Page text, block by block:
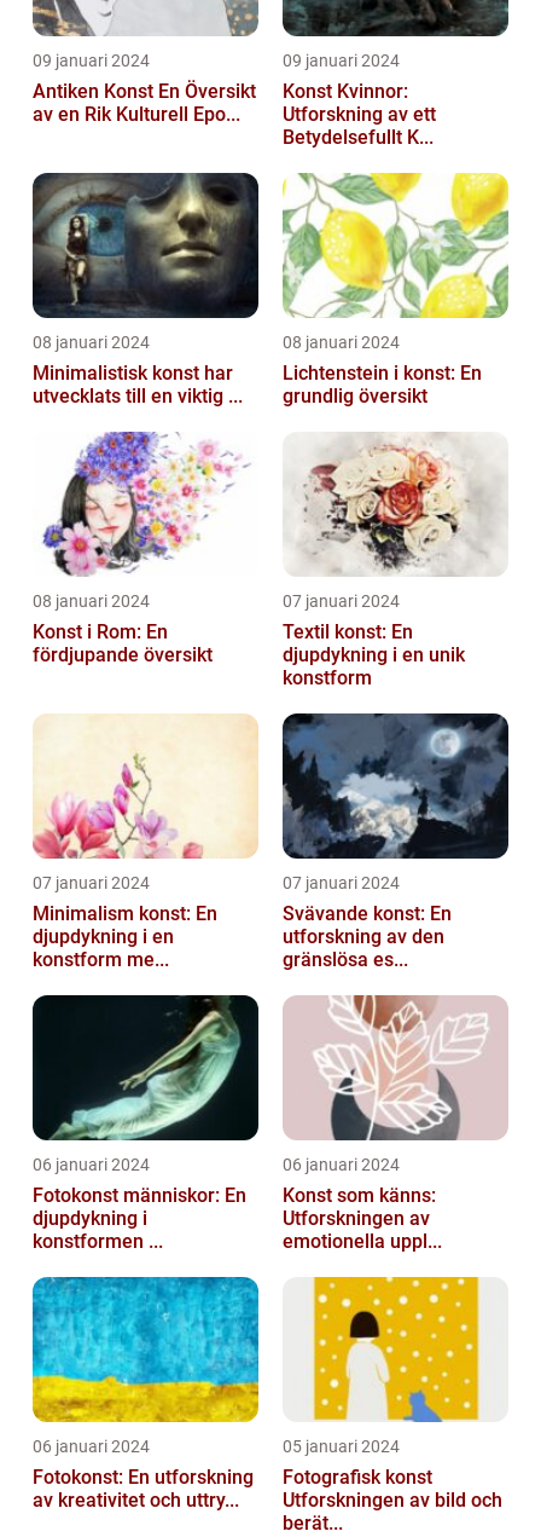
09 januari 2024
Antiken Konst En Översikt
av en Rik Kulturell Epo...
09 januari 2024
Konst Kvinnor:
Utforskning av ett
Betydelsefullt K...
08 januari 2024
Minimalistisk konst har
utvecklats till en viktig ...
08 januari 2024
Lichtenstein i konst: En
grundlig översikt
08 januari 2024
Konst i Rom: En
fördjupande översikt
07 januari 2024
Textil konst: En
djupdykning i en unik
konstform
07 januari 2024
Minimalism konst: En
djupdykning i en
konstform me...
07 januari 2024
Svävande konst: En
utforskning av den
gränslösa es...
06 januari 2024
Fotokonst människor: En
djupdykning i
konstformen ...
06 januari 2024
Konst som känns:
Utforskningen av
emotionella uppl...
06 januari 2024
Fotokonst: En utforskning
av kreativitet och uttry...
05 januari 2024
Fotografisk konst
Utforskningen av bild och
berät...